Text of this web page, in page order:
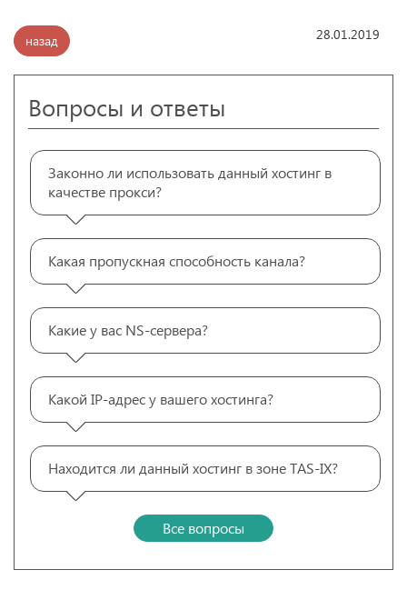
назад 28.01.2019
Вопросы и ответы
Законно ли использовать данный хостинг в
качестве прокси?
Какая пропускная способность канала?
Какие у вас NS-сервера?
Какой IP-адрес у вашего хостинга?
Находится ли данный хостинг в зоне TAS-IX?
Все вопросы